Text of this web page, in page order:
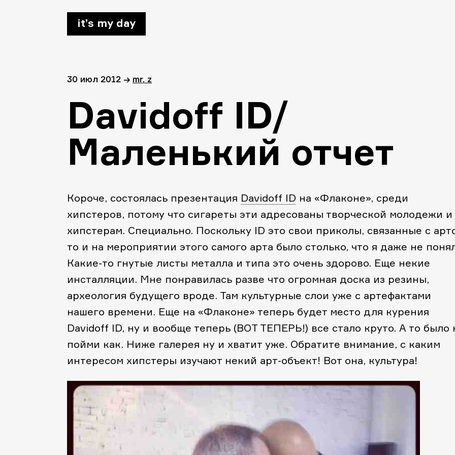
it’s my day
30 июл 2012 → mr. z
Davidoff ID/
Маленький отчет
Короче, состоялась презентация Davidoff ID на «Флаконе», среди
хипстеров, потому что сигареты эти адресованы творческой молодежи и
хипстерам. Специально. Поскольку ID это свои приколы, связанные с
то и на мероприятии этого самого арта было столько, что я даже не
Какие-то гнутые листы металла и типа это очень здорово. Еще некие
инсталляции. Мне понравилась разве что огромная доска из резины,
археология будущего вроде. Там культурные слои уже с артефактами
нашего времени. Еще на «Флаконе» теперь будет место для курения
Davidoff ID, ну и вообще теперь (ВОТ ТЕПЕРЬ!) все стало круто. А то было
пойми как. Ниже галерея ну и хватит уже. Обратите внимание, с каким
интересом хипстеры изучают некий арт-объект! Вот она, культура!